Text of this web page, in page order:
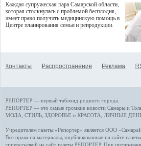
Каждая супружеская пара Самарской области,
которая столкнулась с проблемой бесплодия,
имеет право получить медицинскую помощь в
Центре планирования семьи и репродукции.
Контакты Распространение Реклама
РЕПОРТЕР — первый таблоид родного города.
РЕПОРТЕР — это самые громкие новости Самары и
МОДА, СТИЛЬ ЗДОРОВЬЕ и КРАСОТА ЛИЧНЫЕ
Учредителем газеты «Репортер» является ООО
Все права на материалы, опубликованные на сайте газеты
гиперссылкой на сайт газеты РЕПОРТЕР. При